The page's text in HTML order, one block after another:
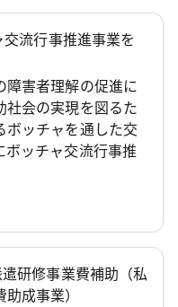
流行事推進事業を
障害者理解の促進に
社会の実現を図るた
ボッチャを通した交
ッチャ交流行事推
研修事業費補助（私
成事業）